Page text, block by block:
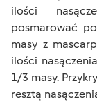
ilości
posmarować
masy z
ilości
1/3 masy.
resztą